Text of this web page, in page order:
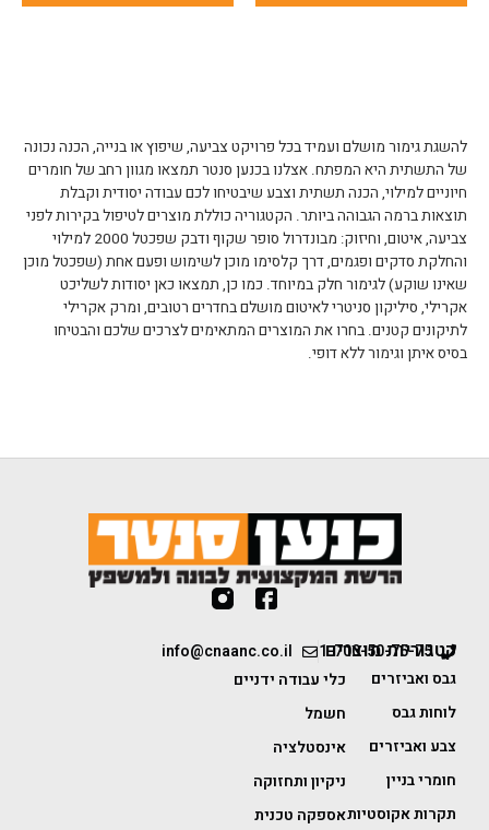
להשגת גימור מושלם ועמיד בכל פרויקט צביעה, שיפוץ או בנייה, הכנה נכונה
של התשתית היא המפתח. אצלנו בכנען סנטר תמצאו מגוון רחב של חומרים
חיוניים למילוי, הכנה תשתית וצבע שיבטיחו לכם עבודה יסודית וקבלת
תוצאות ברמה הגבוהה ביותר. הקטגוריה כוללת מוצרים לטיפול בקירות לפני
צביעה, איטום, וחיזוק: מבונדרול סופר שקוף ודבק שפכטל 2000 למילוי
והחלקת סדקים ופגמים, דרך קלסימו מוכן לשימוש ופעם אחת (שפכטל מוכן
שאינו שוקע) לגימור חלק במיוחד. כמו כן, תמצאו כאן יסודות לשליכט
אקרילי, סיליקון סניטרי לאיטום מושלם בחדרים רטובים, ומרק אקרילי
לתיקונים קטנים. בחרו את המוצרים המתאימים לצרכים שלכם והבטיחו
בסיס איתן וגימור ללא דופי.
1-700-50-75-75
info@cnaanc.co.il קטגוריות מוצרים
גבס ואביזרים
לוחות גבס
צבע ואביזרים
חומרי בניין
תקרות אקוסטיות
כלי עבודה ידניים
חשמל
אינסטלציה
ניקיון ותחזוקה
אספקה טכנית